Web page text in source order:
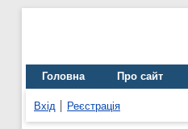
Головна Про сайт
Вхід Реєстрація